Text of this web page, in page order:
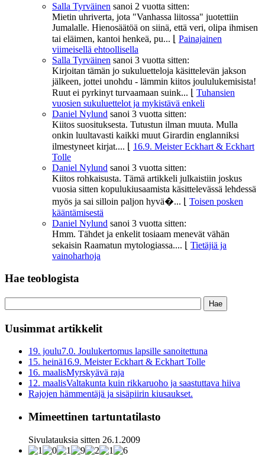
Salla Tyrväinen sanoi 2 vuotta sitten:
Mietin uhriverta, jota "Vanhassa liitossa" juotettiin
Jumalalle. Hienosäätöä on siinä, että veri, olipa ihmisen
tai eläimen, kantoi henkeä, pu...
Painajainen
viimeisellä ehtoollisella
Salla Tyrväinen sanoi 3 vuotta sitten:
Kirjoitan tämän jo sukuluetteloja käsittelevän jakson
jälkeen, jottei unohdu - lämmin kiitos joululukemisista!
Ruut ei pyrkinyt turvaamaan suink...
Tuhansien
vuosien sukuluettelot ja mykistävä enkeli
Daniel Nylund sanoi 3 vuotta sitten:
Kiitos suosituksesta. Tutustun ilman muuta. Mulla
onkin luultavasti kaikki muut Girardin englanniksi
ilmestyneet kirjat....
16.9. Meister Eckhart & Eckhart
Tolle
Daniel Nylund sanoi 3 vuotta sitten:
Kiitos rohkaisusta. Tämä artikkeli julkaistiin joskus
vuosia sitten kopulukiusaamista käsittelevässä lehdessä
myös ja sai silloin paljon hyvä�...
Toisen posken
kääntämisestä
Daniel Nylund sanoi 3 vuotta sitten:
Hmm. Tähdet ja enkelit tosiaam menevät vähän
sekaisin Raamatun mytologiassa....
Tietäjiä ja
vainoharhoja
Hae teoblogista
Uusimmat artikkelit
19. joulu7.0. Joulukertomus lapsille sanoitettuna
15. heinä16.9. Meister Eckhart & Eckhart Tolle
16. maalisMyrskyävä raja
12. maalisValtakunta kuin rikkaruoho ja saastuttava hiiva
Rajojen hämmentäjä ja sisäpiirin kiusaukset.
Mimeettinen tartuntatilasto
Sivulatauksia sitten 26.1.2009